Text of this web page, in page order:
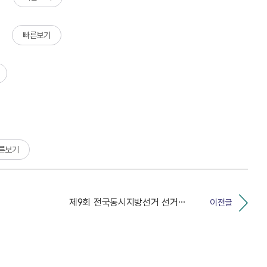
빠른보기
보기
이전글
제9회 전국동시지방선거 선거비용보전안내서 게시